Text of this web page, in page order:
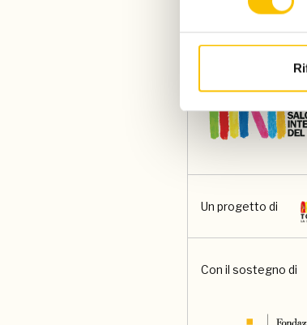
Un progetto di
Con il sostegno di